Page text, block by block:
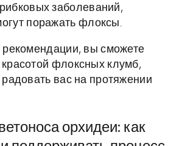
заболеваний,
поражать флоксы.
рекомендации, вы сможете
флоксных клумб,
радовать вас на протяжении
орхидеи: как